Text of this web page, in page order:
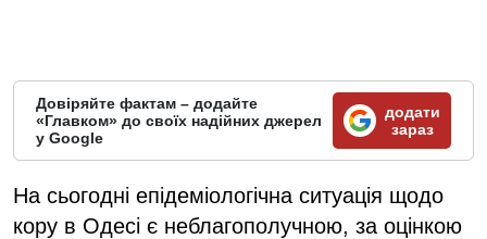
Довіряйте фактам – додайте
«Главком» до своїх надійних джерел
у Google
додати
зараз
На сьогодні епідеміологічна ситуація щодо
кору в Одесі є неблагополучною, за оцінкою